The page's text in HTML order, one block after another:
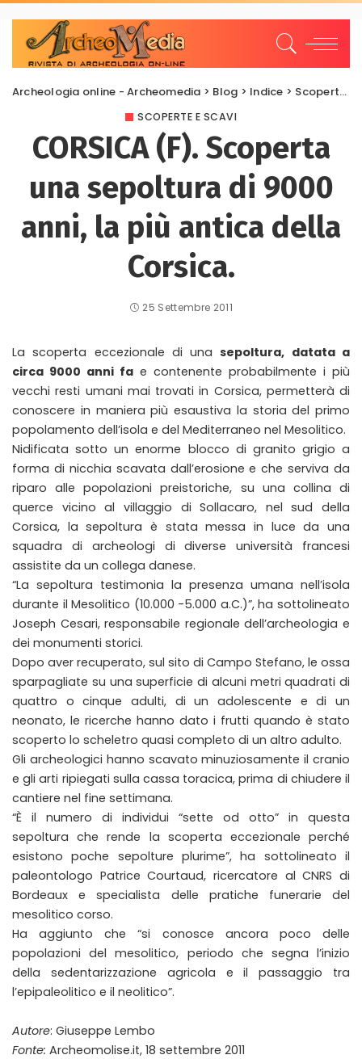
Archeologia online - Archeomedia > Blog > Indice > Scoperte e scavi
SCOPERTE E SCAVI
CORSICA (F). Scoperta
una sepoltura di 9000
anni, la più antica della
Corsica.
25 Settembre 2011
La scoperta eccezionale di unasepoltura, datata a
circa 9000 anni fa e contenente probabilmente i più
vecchi resti umani mai trovati in Corsica, permetterà di
conoscere in maniera più esaustiva la storia del primo
popolamento dell’isola e del Mediterraneo nel Mesolitico.
Nidificata sotto un enorme blocco di granito grigio a
forma di nicchia scavata dall’erosione e che serviva da
riparo alle popolazioni preistoriche, su una collina di
querce vicino al villaggio di Sollacaro, nel sud della
Corsica, la sepoltura è stata messa in luce da una
squadra di archeologi di diverse università francesi
assistite da un collega danese.
“La sepoltura testimonia la presenza umana nell’isola
durante il Mesolitico (10.000 -5.000 a.C.)”, ha sottolineato
Joseph Cesari, responsabile regionale dell’archeologia e
dei monumenti storici.
Dopo aver recuperato, sul sito di Campo Stefano, le ossa
sparpagliate su una superficie di alcuni metri quadrati di
quattro o cinque adulti, di un adolescente e di un
neonato, le ricerche hanno dato i frutti quando è stato
scoperto lo scheletro quasi completo di un altro adulto.
Gli archeologici hanno scavato minuziosamente il cranio
e gli arti ripiegati sulla cassa toracica, prima di chiudere il
cantiere nel fine settimana.
“È il numero di individui “sette od otto” in questa
sepoltura che rende la scoperta eccezionale perché
esistono poche sepolture plurime”, ha sottolineato il
paleontologo Patrice Courtaud, ricercatore al CNRS di
Bordeaux e specialista delle pratiche funerarie del
mesolitico corso.
Ha aggiunto che “si conosce ancora poco delle
popolazioni del mesolitico, periodo che segna l’inizio
della sedentarizzazione agricola e il passaggio tra
l’epipaleolitico e il neolitico”.
Autore: Giuseppe Lembo
Fonte: Archeomolise.it, 18 settembre 2011